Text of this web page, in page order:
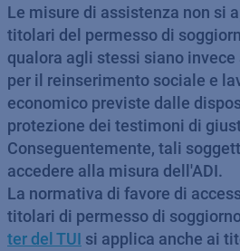
Le misure di assistenza non si
titolari del permesso di
qualora agli stessi siano
per il reinserimento sociale e
economico previste dalle
protezione dei testimoni di
Conseguentemente, tali
accedere alla misura dell'ADI.
La normativa di favore di
titolari di permesso di
ter del TUI si applica anche ai